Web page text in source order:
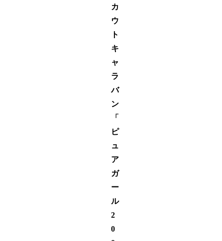
カ
ウ
ト
キ
ャ
ラ
バ
ン
「
ピ
ュ
ア
ガ
ー
ル
2
0